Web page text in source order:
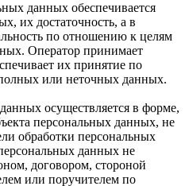
данных обеспечивается
их достаточность, а в
по отношению к целям
Оператор принимает
их принятие по
или неточных данных.
осуществляется в форме,
персональных данных, не
обработки персональных
данных не
договором, стороной
или поручителем по